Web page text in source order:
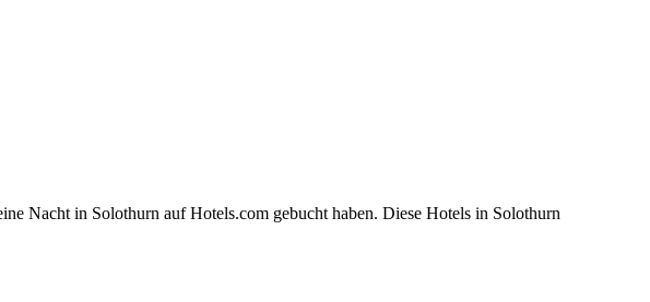
Nacht in Solothurn auf Hotels.com gebucht haben. Diese Hotels in Solothurn